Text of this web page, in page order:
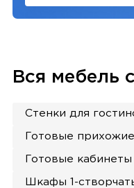
Вся мебель
Стенки для
Готовые прихожие
Готовые кабинеты
Шкафы 1-